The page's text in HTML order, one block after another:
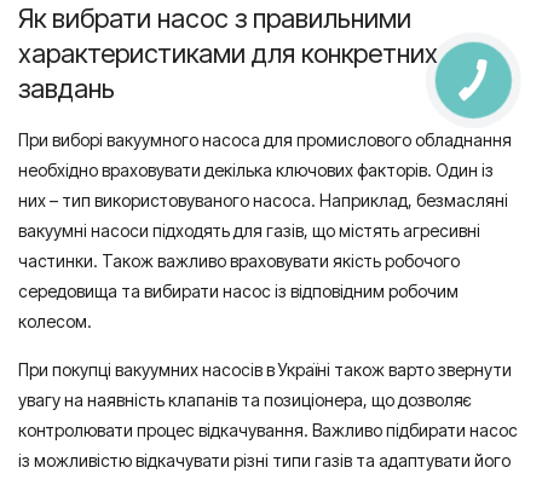
Як вибрати насос з правильними
характеристиками для конкретних
завдань
При виборі вакуумного насоса для промислового обладнання
необхідно враховувати декілька ключових факторів. Один із
них – тип використовуваного насоса. Наприклад, безмасляні
вакуумні насоси підходять для газів, що містять агресивні
частинки. Також важливо враховувати якість робочого
середовища та вибирати насос із відповідним робочим
колесом.
При покупці вакуумних насосів в Україні також варто звернути
увагу на наявність клапанів та позиціонера, що дозволяє
контролювати процес відкачування. Важливо підбирати насос
із можливістю відкачувати різні типи газів та адаптувати його